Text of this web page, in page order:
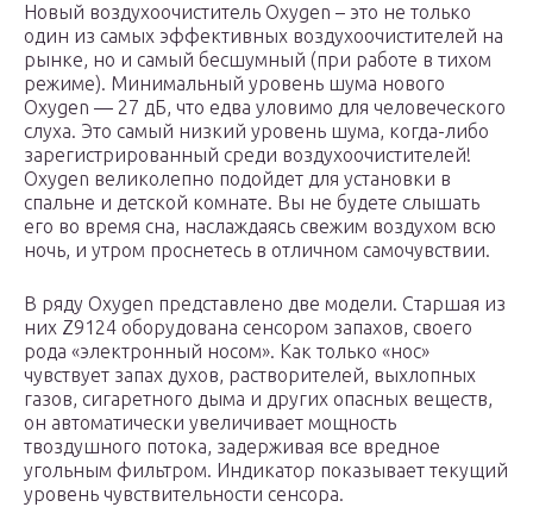
Новый воздухоочиститель Oxygen – это не только
один из самых эффективных воздухоочистителей на
рынке, но и самый бесшумный (при работе в тихом
режиме). Минимальный уровень шума нового
Oxygen — 27 дБ, что едва уловимо для человеческого
слуха. Это самый низкий уровень шума, когда-либо
зарегистрированный среди воздухоочистителей!
Oxygen великолепно подойдет для установки в
спальне и детской комнате. Вы не будете слышать
его во время сна, наслаждаясь свежим воздухом всю
ночь, и утром проснетесь в отличном самочувствии.
В ряду Oxygen представлено две модели. Старшая из
них Z9124 оборудована сенсором запахов, своего
рода «электронный носом». Как только «нос»
чувствует запах духов, растворителей, выхлопных
газов, сигаретного дыма и других опасных веществ,
он автоматически увеличивает мощность
твоздушного потока, задерживая все вредное
угольным фильтром. Индикатор показывает текущий
уровень чувствительности сенсора.